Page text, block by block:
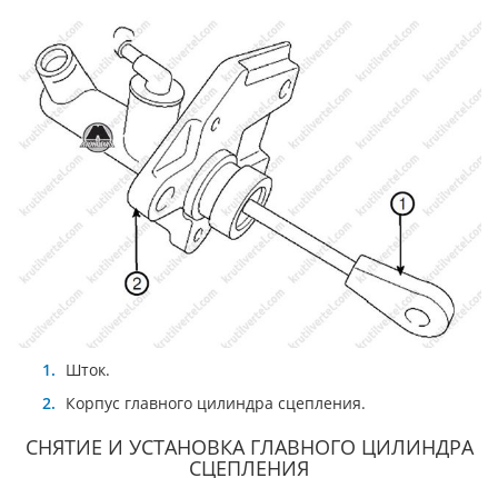
Шток.
Корпус главного цилиндра сцепления.
СНЯТИЕ И УСТАНОВКА ГЛАВНОГО ЦИЛИНДРА
СЦЕПЛЕНИЯ